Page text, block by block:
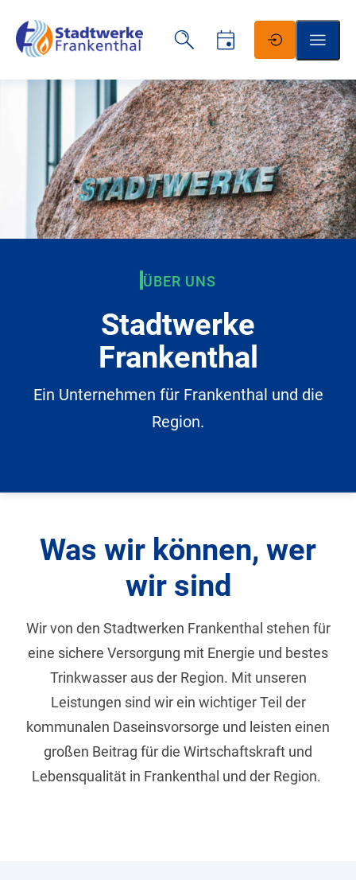
ÜBER UNS
Stadtwerke
Frankenthal
Ein Unternehmen für Frankenthal und die
Region.
Was wir können, wer
wir sind
Wir von den Stadtwerken Frankenthal stehen für
eine sichere Versorgung mit Energie und bestes
Trinkwasser aus der Region. Mit unseren
Leistungen sind wir ein wichtiger Teil der
kommunalen Daseinsvorsorge und leisten einen
großen Beitrag für die Wirtschaftskraft und
Lebensqualität in Frankenthal und der Region.
Schrift vergrößern
Schrift verkleinern
Wortabstand vergrößern
Wortabstand verkleinern
Zeilenabstand verkleinern
Hoher Kontrast